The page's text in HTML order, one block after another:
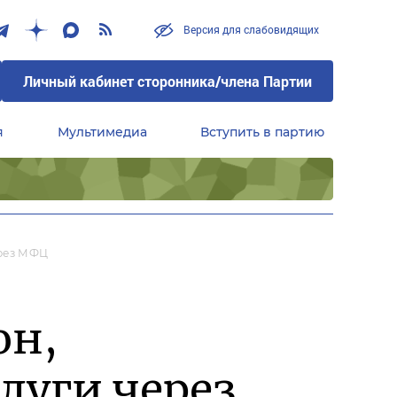
Версия для слабовидящих
Личный кабинет сторонника/члена Партии
Мультимедиа Вступить в партию
МФЦ